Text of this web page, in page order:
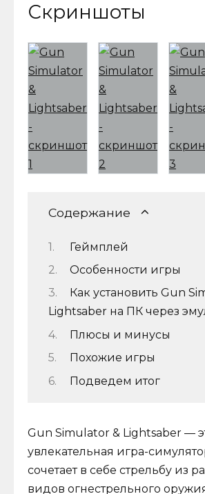
Скриншоты
Содержание
Геймплей
Особенности игры
Как установить Gun
Lightsaber на ПК через
Плюсы и минусы
Похожие игры
Подведем итог
Gun Simulator & Lightsaber —
увлекательная игра-
сочетает в себе стрельбу из
видов огнестрельного